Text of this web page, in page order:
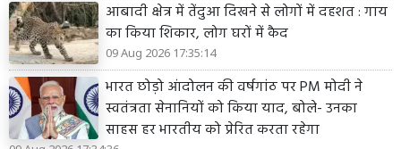
आबादी क्षेत्र में तेंदुआ दिखने से लोगों में दहशत : गाय
का किया शिकार, लोग घरों में कैद
09 Aug 2026 17:35:14
भारत छोड़ो आंदोलन की वर्षगांठ पर PM मोदी ने
स्वतंत्रता सेनानियों को किया याद, बोले- उनका
साहस हर भारतीय को प्रेरित करता रहेगा